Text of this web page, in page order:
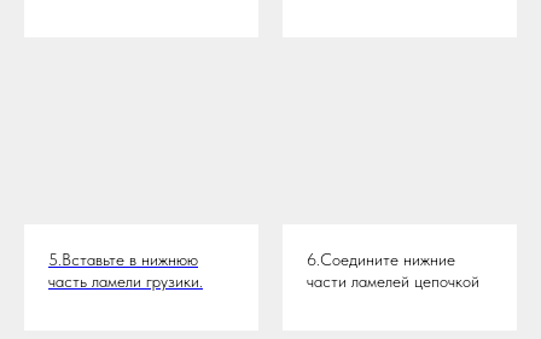
5.Вставьте в нижнюю
часть ламели грузики.
6.Соедините нижние
части ламелей цепочкой